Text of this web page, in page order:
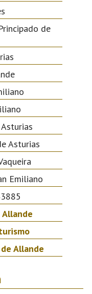
de
Asturias
Emiliano
Allande
Allande